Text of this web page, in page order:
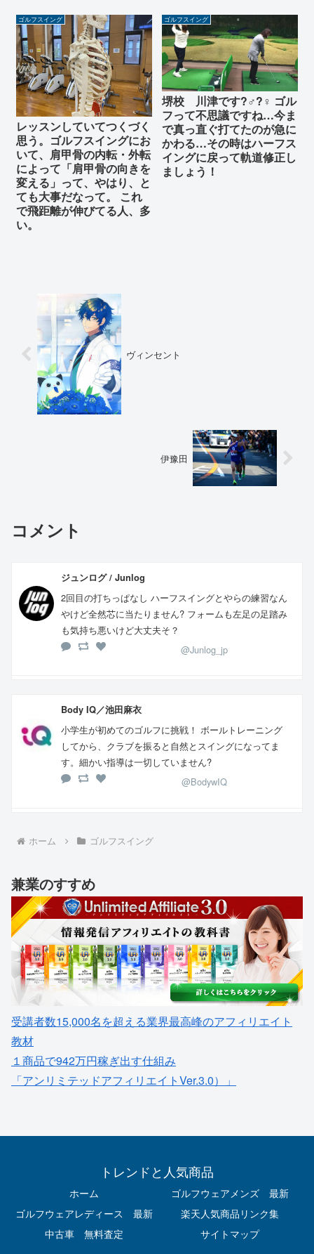
ゴルフスイング
レッスンしていてつくづく
思う。ゴルフスイングにお
いて、肩甲骨の内転・外転
によって「肩甲骨の向きを
変える」って、やはり、と
ても大事だなって。 これ
で飛距離が伸びてる人、多
い。
ゴルフスイング
堺校 川津です?️‍♂️?️‍♀️ ゴル
フって不思議ですね…今ま
で真っ直ぐ打てたのが急に
かわる…その時はハーフス
イングに戻って軌道修正し
ましょう！
ヴィンセント
伊豫田
コメント
ジュンログ / Junlog
2回目の打ちっぱなし ハーフスイングとやらの練習なん
やけど全然芯に当たりません? フォームも左足の足踏み
も気持ち悪いけど大丈夫そ？
@Junlog_jp
Body IQ／池田麻衣
小学生が初めてのゴルフに挑戦！ ボールトレーニング
してから、クラブを振ると自然とスイングになってま
す。細かい指導は一切していません?
@BodywIQ
ホーム ゴルフスイング
兼業のすすめ
受講者数15,000名を超える業界最高峰のアフィリエイト
教材
１商品で942万円稼ぎ出す仕組み
「アンリミテッドアフィリエイトVer.3.0）」
トレンドと人気商品
ホーム
ゴルフウェアメンズ 最新
ゴルフウェアレディース 最新
楽天人気商品リンク集
中古車 無料査定
サイトマップ